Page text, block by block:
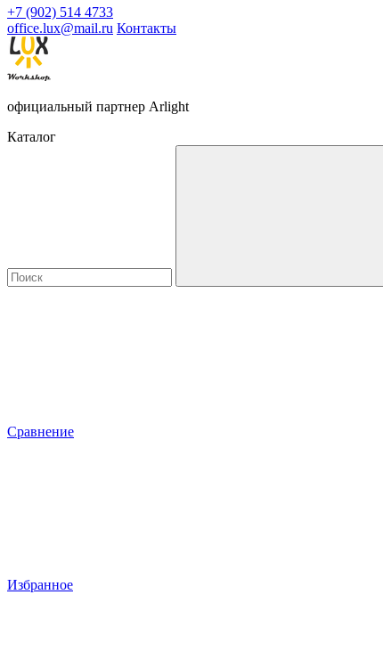
+7 (902) 514 4733
office.lux@mail.ru Контакты
официальный партнер Arlight
Каталог
Сравнение
Избранное